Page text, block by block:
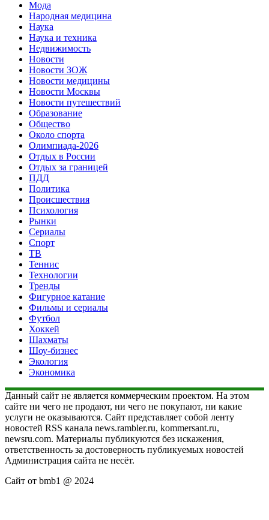
Мода
Народная медицина
Наука
Наука и техника
Недвижимость
Новости
Новости ЗОЖ
Новости медицины
Новости Москвы
Новости путешествий
Образование
Общество
Около спорта
Олимпиада-2026
Отдых в России
Отдых за границей
ПДД
Политика
Происшествия
Психология
Рынки
Сериалы
Спорт
ТВ
Теннис
Технологии
Тренды
Фигурное катание
Фильмы и сериалы
Футбол
Хоккей
Шахматы
Шоу-бизнес
Экология
Экономика
Данный сайт не является коммерческим проектом. На этом
сайте ни чего не продают, ни чего не покупают, ни какие
услуги не оказываются. Сайт представляет собой ленту
новостей RSS канала news.rambler.ru, kommersant.ru,
newsru.com. Материалы публикуются без искажения,
ответственность за достоверность публикуемых новостей
Администрация сайта не несёт.
Сайт от bmb1 @ 2024